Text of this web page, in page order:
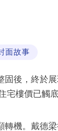
面故事
後，終於
宅樓價已觸
機。戴德